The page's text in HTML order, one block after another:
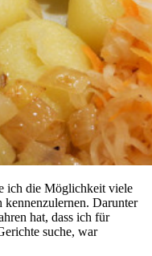
ich die Möglichkeit viele
kennenzulernen. Darunter
hat, dass ich für
suche, war